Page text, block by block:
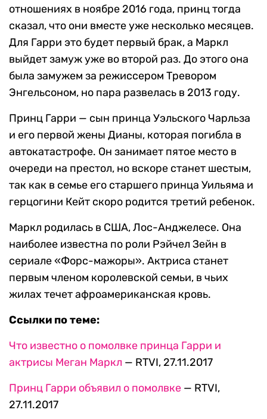
отношениях в ноябре 2016 года, принц тогда
сказал, что они вместе уже несколько месяцев.
Для Гарри это будет первый брак, а Маркл
выйдет замуж уже во второй раз. До этого она
была замужем за режиссером Тревором
Энгельсоном, но пара развелась в 2013 году.
Принц Гарри — сын принца Уэльского Чарльза
и его первой жены Дианы, которая погибла в
автокатастрофе. Он занимает пятое место в
очереди на престол, но вскоре станет шестым,
так как в семье его старшего принца Уильяма и
герцогини Кейт скоро родится третий ребенок.
Маркл родилась в США, Лос-Анджелесе. Она
наиболее известна по роли Рэйчел Зейн в
сериале «Форс-мажоры». Актриса станет
первым членом королевской семьи, в чьих
жилах течет афроамериканская кровь.
Ссылки по теме:
Что известно о помолвке принца Гарри и
актрисы Меган Маркл — RTVI, 27.11.2017
Принц Гарри объявил о помолвке — RTVI,
27.11.2017